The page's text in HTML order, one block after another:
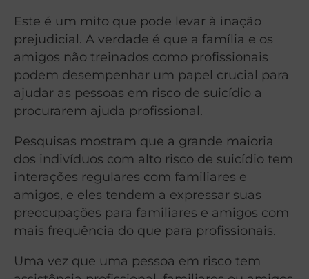
Este é um mito que pode levar à inação
prejudicial. A verdade é que a família e os
amigos não treinados como profissionais
podem desempenhar um papel crucial para
ajudar as pessoas em risco de suicídio a
procurarem ajuda profissional.
Pesquisas mostram que a grande maioria
dos indivíduos com alto risco de suicídio tem
interações regulares com familiares e
amigos, e eles tendem a expressar suas
preocupações para familiares e amigos com
mais frequência do que para profissionais.
Uma vez que uma pessoa em risco tem